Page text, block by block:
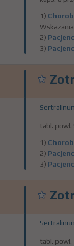
1)
2)
3)
tabl. powl.
1)
2)
3)
tabl. powl.